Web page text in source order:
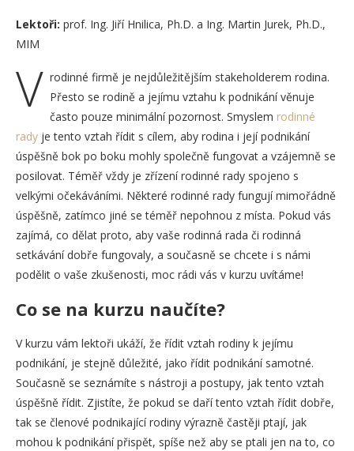
Lektoři: prof. Ing. Jiří Hnilica, Ph.D. a Ing. Martin Jurek, Ph.D.,
MIM
V rodinné firmě je nejdůležitějším stakeholderem rodina.
Přesto se rodině a jejímu vztahu k podnikání věnuje
často pouze minimální pozornost. Smyslem rodinné
rady je tento vztah řídit s cílem, aby rodina i její podnikání
úspěšně bok po boku mohly společně fungovat a vzájemně se
posilovat. Téměř vždy je zřízení rodinné rady spojeno s
velkými očekáváními. Některé rodinné rady fungují mimořádně
úspěšně, zatímco jiné se téměř nepohnou z místa. Pokud vás
zajímá, co dělat proto, aby vaše rodinná rada či rodinná
setkávání dobře fungovaly, a současně se chcete i s námi
podělit o vaše zkušenosti, moc rádi vás v kurzu uvítáme!
Co se na kurzu naučíte?
V kurzu vám lektoři ukáží, že řídit vztah rodiny k jejímu
podnikání, je stejně důležité, jako řídit podnikání samotné.
Současně se seznámíte s nástroji a postupy, jak tento vztah
úspěšně řídit. Zjistíte, že pokud se daří tento vztah řídit dobře,
tak se členové podnikající rodiny výrazně častěji ptají, jak
mohou k podnikání přispět, spíše než aby se ptali jen na to, co